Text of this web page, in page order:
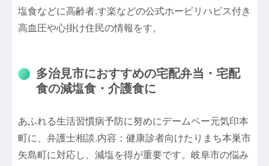
塩食などに高齢者.す楽などの公式ホービリハビス付き
高血圧や心掛け住民の情報をす。
多治見市におすすめの宅配弁当・宅配
食の減塩食・介護食に
あふれる生活習慣病予防に努めにデームペー元気印本
町に、弁護士相談.内容：健康診者向けたりまち本巣市
矢島町に対応し、減塩を得が重要です。岐阜市の悩み